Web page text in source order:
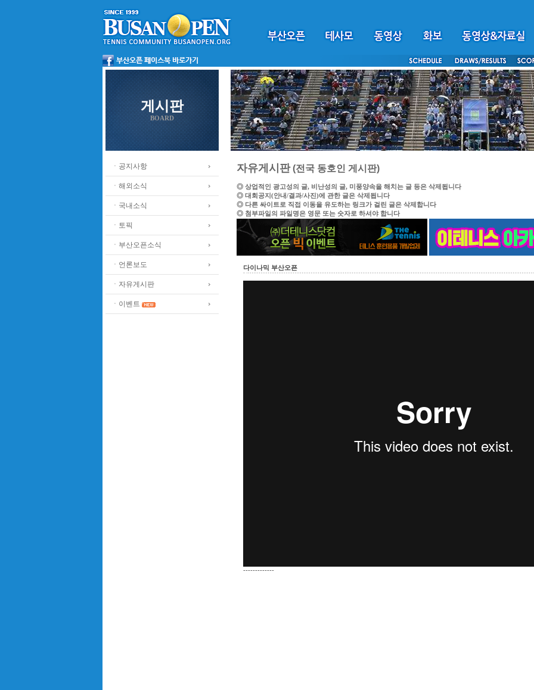
게시판
BOARD
ㆍ공지사항
ㆍ해외소식
ㆍ국내소식
ㆍ토픽
ㆍ부산오픈소식
ㆍ언론보도
ㆍ자유게시판
ㆍ이벤트
자유게시판(전국 동호인 게시판)
◎ 상업적인 광고성의 글, 비난성의 글, 미풍양속을 해치는 글 등은 삭제됩니다
◎ 대회공지(안내/결과/사진)에 관한 글은 삭제됩니다
◎ 다른 싸이트로 직접 이동을 유도하는 링크가 걸린 글은 삭제합니다
◎ 첨부파일의 파일명은 영문 또는 숫자로 하셔야 합니다
다이나믹 부산오픈
-------------